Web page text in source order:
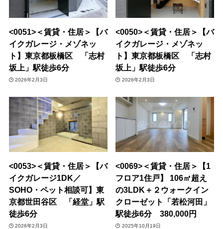
<0051>＜賃貸・住居＞【バ
イクガレージ・メゾネッ
ト】東京都板橋区 「志村
坂上」駅徒歩6分
2026年2月3日
<0050>＜賃貸・住居＞【バ
イクガレージ・メゾネッ
ト】東京都板橋区 「志村
坂上」駅徒歩6分
2026年2月3日
<0053>＜賃貸・住居＞【バ
イクガレージ1DK／
SOHO・ペット相談可】東
京都世田谷区 「経堂」駅
徒歩6分
2026年2月3日
<0069>＜賃貸・住居＞【1
フロア1住戸】 106㎡超え
の3LDK＋２ウォークイン
クローゼット「若松河田」
駅徒歩6分 380,000円
2025年10月19日